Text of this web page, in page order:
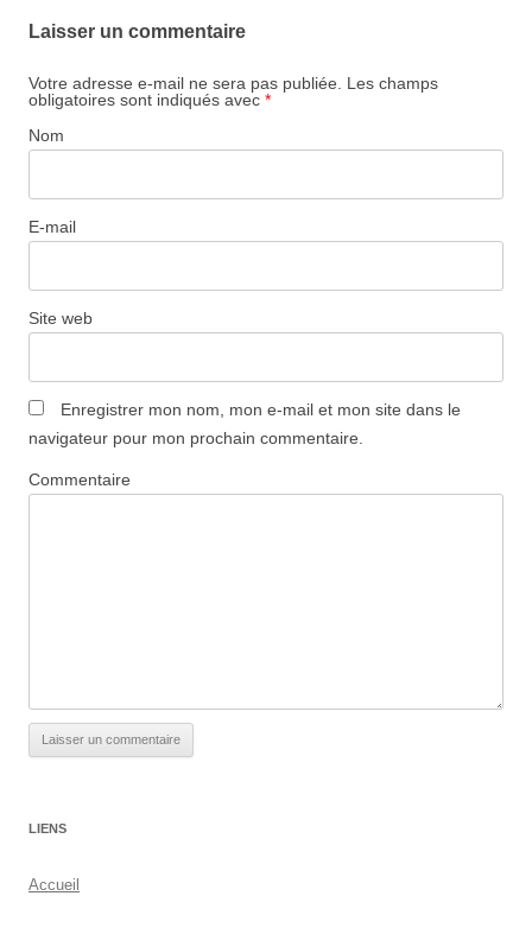
Laisser un commentaire
Votre adresse e-mail ne sera pas publiée.
Les champs
obligatoires sont indiqués avec *
Nom
E-mail
Site web
Enregistrer mon nom, mon e-mail et mon site dans le
navigateur pour mon prochain commentaire.
Commentaire
LIENS
Accueil